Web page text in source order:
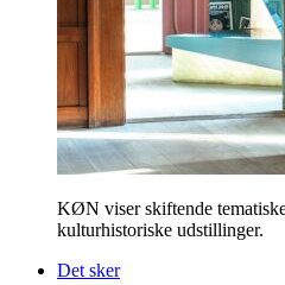
KØN viser skiftende
kulturhistoriske udstillinger.
Det sker